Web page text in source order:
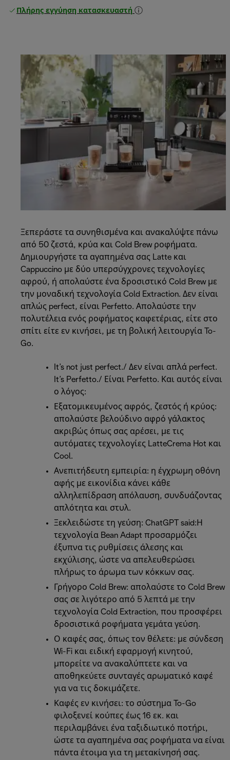
Πλήρης εγγύηση κατασκευαστή
Ξεπεράστε τα συνηθισμένα και ανακαλύψτε πάνω
από 50 ζεστά, κρύα και Cold Brew ροφήματα.
Δημιουργήστε τα αγαπημένα σας Latte και
Cappuccino με δύο υπερσύγχρονες τεχνολογίες
αφρού, ή απολαύστε ένα δροσιστικό Cold Brew με
την μοναδική τεχνολογία Cold Extraction. Δεν είναι
απλώς perfect, είναι Perfetto. Απολαύστε την
πολυτέλεια ενός ροφήματος καφετέριας, είτε στο
σπίτι είτε εν κινήσει, με τη βολική λειτουργία To-
Go.
It’s not just perfect./ Δεν είναι απλά perfect.
It’s Perfetto./ Είναι Perfetto. Και αυτός είναι
ο λόγος:
Εξατομικευμένος αφρός, ζεστός ή κρύος:
απολαύστε βελούδινο αφρό γάλακτος
ακριβώς όπως σας αρέσει, με τις
αυτόματες τεχνολογίες LatteCrema Hot και
Cool.
Ανεπιτήδευτη εμπειρία: η έγχρωμη οθόνη
αφής με εικονίδια κάνει κάθε
αλληλεπίδραση απόλαυση, συνδυάζοντας
απλότητα και στυλ.
Ξεκλειδώστε τη γεύση: ChatGPT said:Η
τεχνολογία Bean Adapt προσαρμόζει
έξυπνα τις ρυθμίσεις άλεσης και
εκχύλισης, ώστε να απελευθερώσει
πλήρως το άρωμα των κόκκων σας.
Γρήγορο Cold Brew: απολαύστε το Cold Brew
σας σε λιγότερο από 5 λεπτά με την
τεχνολογία Cold Extraction, που προσφέρει
δροσιστικά ροφήματα γεμάτα γεύση.
Ο καφές σας, όπως τον θέλετε: με σύνδεση
Wi-Fi και ειδική εφαρμογή κινητού,
μπορείτε να ανακαλύπτετε και να
αποθηκεύετε συνταγές αρωματικό καφέ
για να τις δοκιμάζετε.
Καφές εν κινήσει: το σύστημα To-Go
φιλοξενεί κούπες έως 16 εκ. και
περιλαμβάνει ένα ταξιδιωτικό ποτήρι,
ώστε τα αγαπημένα σας ροφήματα να είναι
πάντα έτοιμα για τη μετακίνησή σας.